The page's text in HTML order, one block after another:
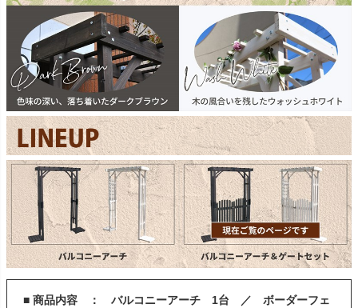
■ 商品内容 ： バルコニーアーチ 1台 ／ ボーダーフェ